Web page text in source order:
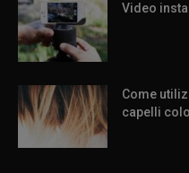
Video
Come
capelli